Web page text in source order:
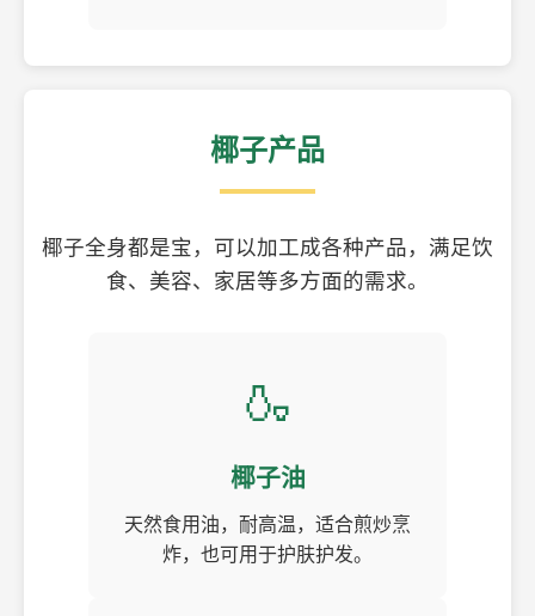
椰子产品
椰子全身都是宝，可以加工成各种产品，满足饮
食、美容、家居等多方面的需求。
🍶
椰子油
天然食用油，耐高温，适合煎炒烹
炸，也可用于护肤护发。